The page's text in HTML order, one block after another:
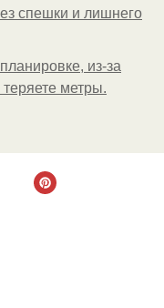
спешки и лишнего
из-за
метры.